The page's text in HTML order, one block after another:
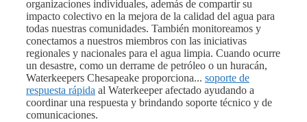
organizaciones individuales, además de compartir su
impacto colectivo en la mejora de la calidad del agua para
todas nuestras comunidades. También monitoreamos y
conectamos a nuestros miembros con las iniciativas
regionales y nacionales para el agua limpia. Cuando ocurre
un desastre, como un derrame de petróleo o un huracán,
Waterkeepers Chesapeake proporciona... soporte de
respuesta rápida al Waterkeeper afectado ayudando a
coordinar una respuesta y brindando soporte técnico y de
comunicaciones.